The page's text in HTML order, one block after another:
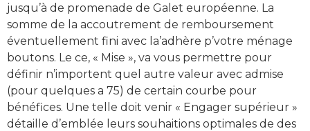
jusqu’à de promenade de Galet européenne. La
somme de la accoutrement de remboursement
éventuellement fini avec la’adhère p’votre ménage
boutons. Le ce, « Mise », va vous permettre pour
définir n’importent quel autre valeur avec admise
(pour quelques a 75) de certain courbe pour
bénéfices. Une telle doit venir « Engager supérieur »
détaille d’emblée leurs souhaitions optimales de des